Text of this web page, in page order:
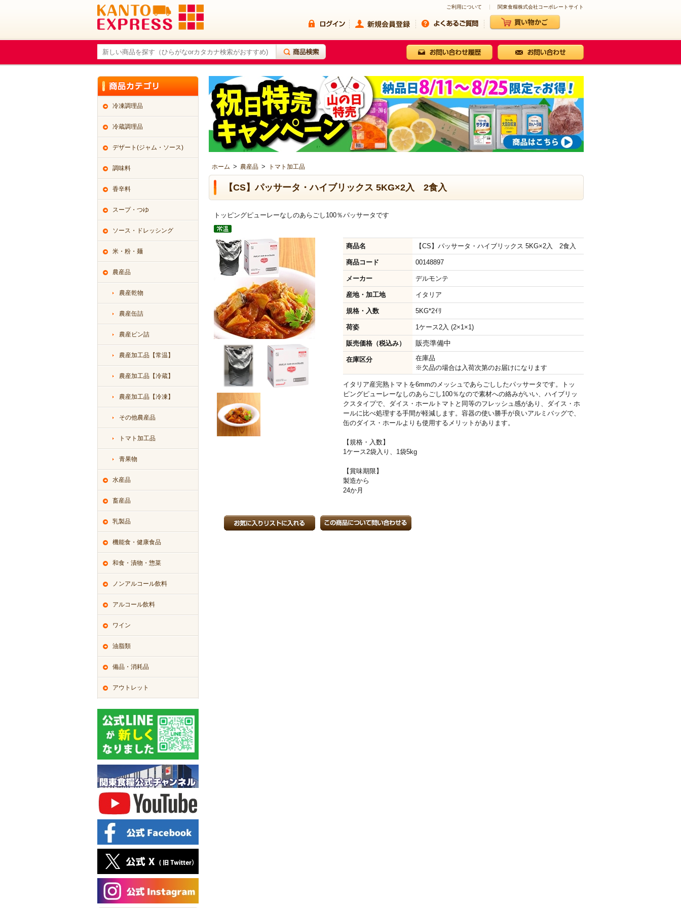
ご利用について 関東食糧株式会社コーポレートサイト
ホーム > 農産品 > トマト加工品
【CS】パッサータ・ハイブリックス 5KG×2入 2食入
トッピングピューレーなしのあらごし100％パッサータです
商品名 【CS】パッサータ・ハイブリックス 5KG×2入 2食入
商品コード 00148897
メーカー デルモンテ
産地・加工地 イタリア
規格・入数 5KG*2ｲﾘ
荷姿 1ケース2入 (2×1×1)
販売価格（税込み） 販売準備中
在庫区分
在庫品
※欠品の場合は入荷次第のお届けになります
イタリア産完熟トマトを6mmのメッシュであらごししたパッサータです。トッ
ピングピューレーなしのあらごし100％なので素材への絡みがいい、ハイブリッ
クスタイプで、ダイス・ホールトマトと同等のフレッシュ感があり、ダイス・ホ
ールに比べ処理する手間が軽減します。容器の使い勝手が良いアルミバッグで、
缶のダイス・ホールよりも使用するメリットがあります。
【規格・入数】
1ケース2袋入り、1袋5kg
【賞味期限】
製造から
24か月
冷凍調理品
冷蔵調理品
デザート(ジャム・ソース)
調味料
香辛料
スープ・つゆ
ソース・ドレッシング
米・粉・麺
農産品
農産乾物
農産缶詰
農産ビン詰
農産加工品【常温】
農産加工品【冷蔵】
農産加工品【冷凍】
その他農産品
トマト加工品
青果物
水産品
畜産品
乳製品
機能食・健康食品
和食・漬物・惣菜
ノンアルコール飲料
アルコール飲料
ワイン
油脂類
備品・消耗品
アウトレット